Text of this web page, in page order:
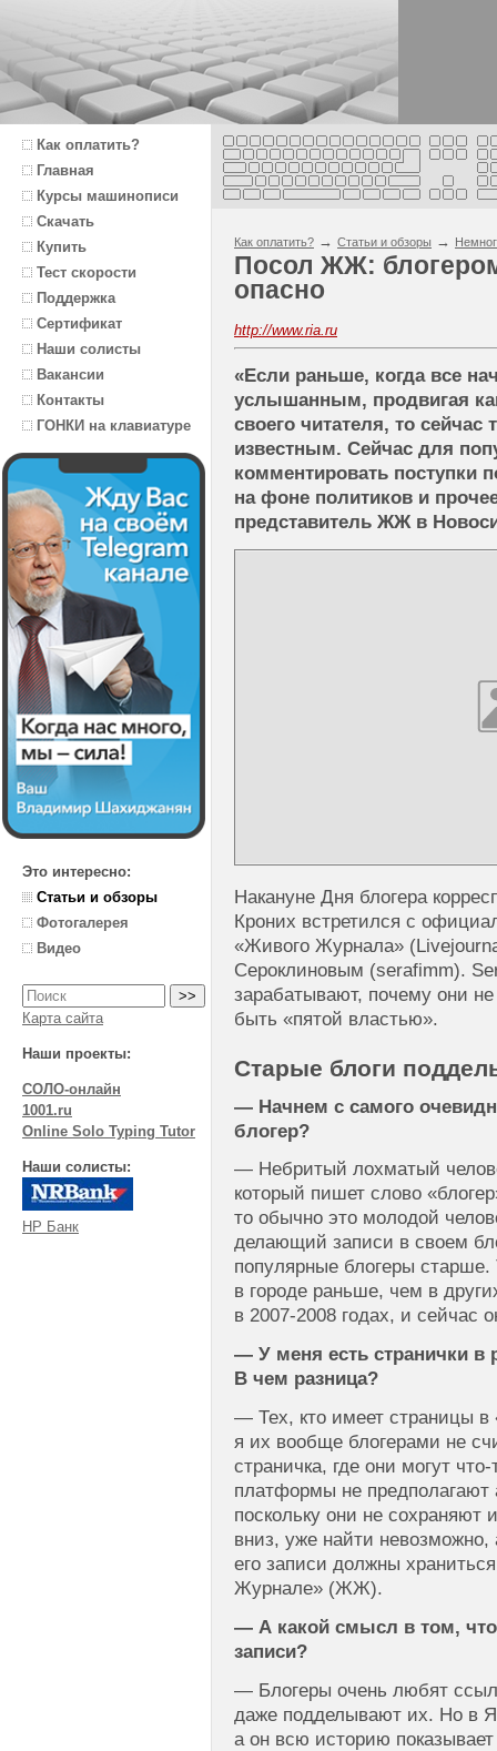
Как оплатить?
Главная
Курсы машинописи
Скачать
Купить
Тест скорости
Поддержка
Сертификат
Наши солисты
Вакансии
Контакты
ГОНКИ на клавиатуре
Это интересно:
Статьи и обзоры
Фотогалерея
Видео
Карта сайта
Наши проекты:
СОЛО-онлайн
1001.ru
Online Solo Typing Tutor
Наши солисты:
НР Банк
Как оплатить? → Статьи и обзоры →
Посол ЖЖ:
опасно
http://www.ria.ru
«Если раньше, когда все
услышанным, продвигая
своего читателя, то сейчас
известным. Сейчас для
комментировать поступки
на фоне политиков и
представитель ЖЖ в
Накануне Дня блогера
Кроних встретился с
«Живого Журнала»
Сероклиновым (serafimm).
зарабатывают, почему они
быть «пятой властью».
Старые блоги
— Начнем с самого
блогер?
— Небритый лохматый
который пишет слово
то обычно это молодой
делающий записи в своем
популярные блогеры старше.
в городе раньше, чем в
в 2007-2008 годах, и сейчас
— У меня есть странички в
В чем разница?
— Тех, кто имеет страницы
я их вообще блогерами не
страничка, где они могут
платформы не предполагают
поскольку они не сохраняют
вниз, уже найти
его записи должны
Журнале» (ЖЖ).
— А какой смысл в том,
записи?
— Блогеры очень любят
даже подделывают их. Но в
а он всю историю